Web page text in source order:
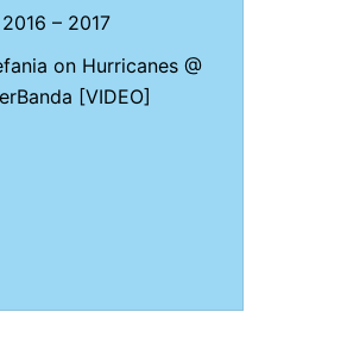
– 2017
on Hurricanes @
[VIDEO]